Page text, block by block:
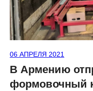
06 АПРЕЛЯ 2021
В Армению
формовочный